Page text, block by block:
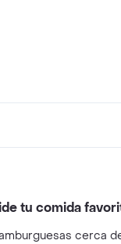
tu comida
cerca